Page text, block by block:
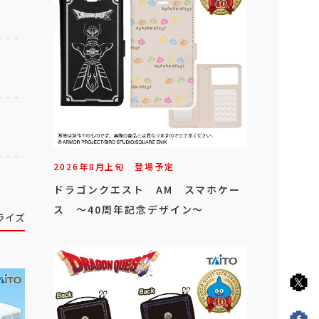
イズ
2026年8月上旬 登場予定
ドラゴンクエスト AM スマホケー
ス ～40周年記念デザイン～